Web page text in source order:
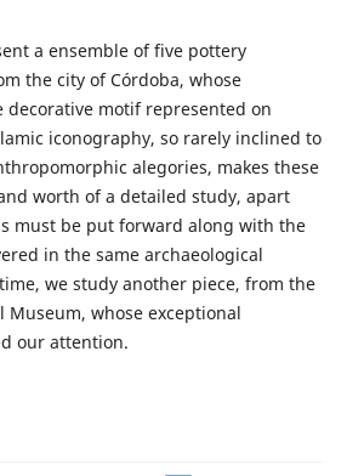
a ensemble of five pottery
the city of Córdoba, whose
motif represented on
iconography, so rarely inclined to
alegories, makes these
worth of a detailed study, apart
must be put forward along with the
in the same archaeological
we study another piece, from the
Museum, whose exceptional
our attention.